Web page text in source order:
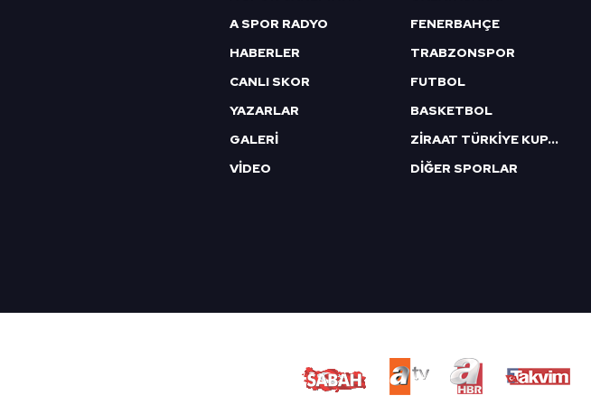
A SPOR RADYO
HABERLER
CANLI SKOR
YAZARLAR
GALERİ
VİDEO
FENERBAHÇE
TRABZONSPOR
FUTBOL
BASKETBOL
ZİRAAT TÜRKİYE KUPASI
DİĞER SPORLAR